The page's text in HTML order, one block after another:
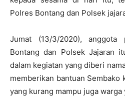
Polres Bontang dan Polsek
Jumat (13/3/2020),
Bontang dan Polsek Jajaran
dalam kegiatan yang diberi
memberikan bantuan Sembako
yang kurang mampu juga warga